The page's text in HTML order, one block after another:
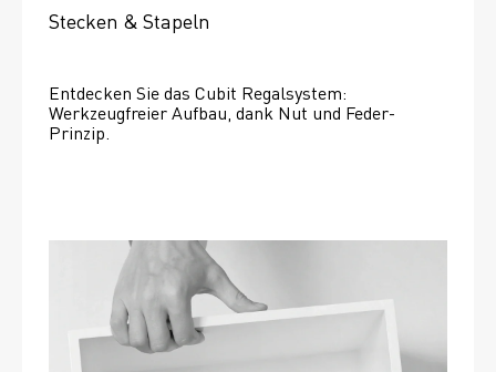
Stecken & Stapeln
Entdecken Sie das Cubit Regalsystem:
Werkzeugfreier Aufbau, dank Nut und Feder-
Prinzip.